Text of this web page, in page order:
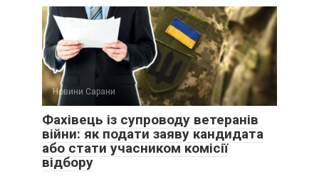
Новини Сарани
Фахівець із супроводу ветеранів
війни: як подати заяву кандидата
або стати учасником комісії
відбору